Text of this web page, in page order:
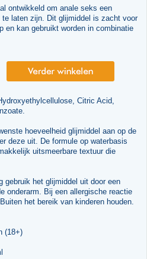
ontwikkeld om anale seks een
te laten zijn. Dit glijmiddel is zacht voor
en kan gebruikt worden in combinatie
Citric Acid,
hoeveelheid glijmiddel aan op de
deze uit. De formule op waterbasis
uitsmeerbare textuur die
gebruik het glijmiddel uit door een
onderarm. Bij een allergische reactie
het bereik van kinderen houden.
(18+)